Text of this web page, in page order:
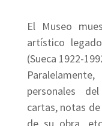
El Museo
artístico
(Sueca 1922-
personales
cartas, notas